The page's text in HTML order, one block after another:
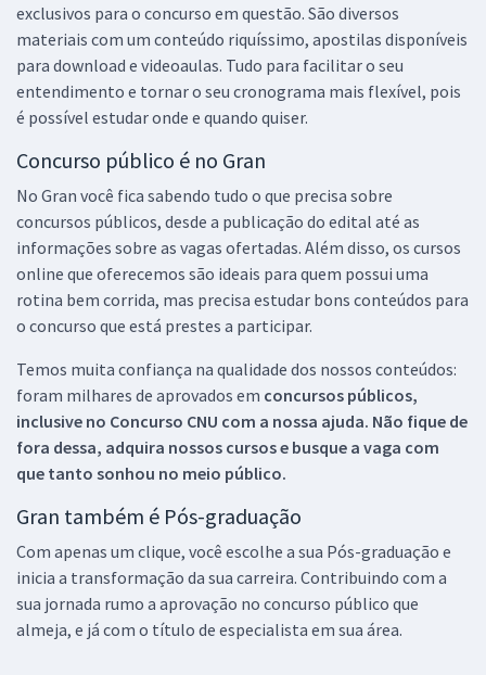
exclusivos para o concurso em questão. São diversos
materiais com um conteúdo riquíssimo, apostilas disponíveis
para download e videoaulas. Tudo para facilitar o seu
entendimento e tornar o seu cronograma mais flexível, pois
é possível estudar onde e quando quiser.
Concurso público é no Gran
No Gran você fica sabendo tudo o que precisa sobre
concursos públicos, desde a publicação do edital até as
informações sobre as vagas ofertadas. Além disso, os cursos
online que oferecemos são ideais para quem possui uma
rotina bem corrida, mas precisa estudar bons conteúdos para
o concurso que está prestes a participar.
Temos muita confiança na qualidade dos nossos conteúdos:
foram milhares de aprovados em concursos públicos,
inclusive no Concurso CNU com a nossa ajuda. Não fique de
fora dessa, adquira nossos cursos e busque a vaga com
que tanto sonhou no meio público.
Gran também é Pós-graduação
Com apenas um clique, você escolhe a sua Pós-graduação e
inicia a transformação da sua carreira. Contribuindo com a
sua jornada rumo a aprovação no concurso público que
almeja, e já com o título de especialista em sua área.